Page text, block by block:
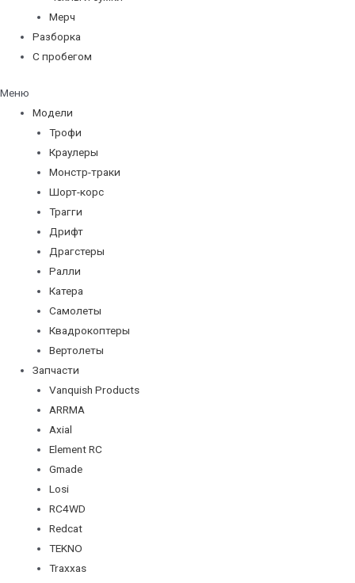
Мерч
Разборка
С пробегом
Меню
Модели
Трофи
Краулеры
Монстр-траки
Шорт-корс
Трагги
Дрифт
Драгстеры
Ралли
Катера
Самолеты
Квадрокоптеры
Вертолеты
Запчасти
Vanquish Products
ARRMA
Axial
Element RC
Gmade
Losi
RC4WD
Redcat
TEKNO
Traxxas